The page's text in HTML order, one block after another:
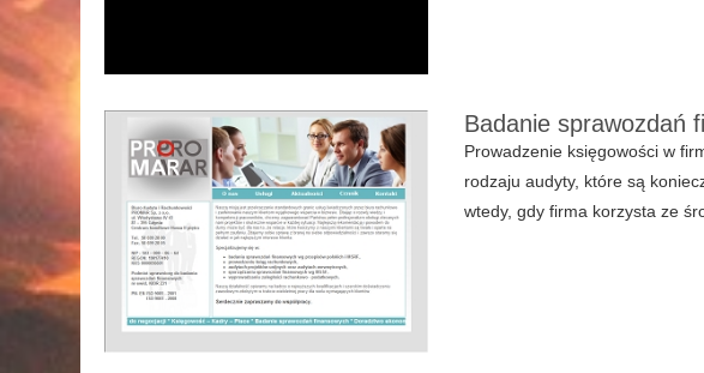
Badanie sprawozdań
Prowadzenie księgowości w
rodzaju audyty, które są
wtedy, gdy firma korzysta ze